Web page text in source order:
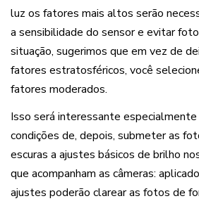
luz os fatores mais altos serão
a sensibilidade do sensor e evitar
situação, sugerimos que em vez de
fatores estratosféricos, você
fatores moderados.
Isso será interessante
condições de, depois, submeter as
escuras a ajustes básicos de brilho
que acompanham as câmeras:
ajustes poderão clarear as fotos de